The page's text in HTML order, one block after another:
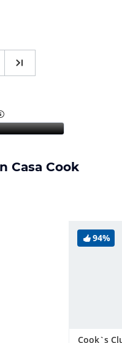
Casa Cook
94%